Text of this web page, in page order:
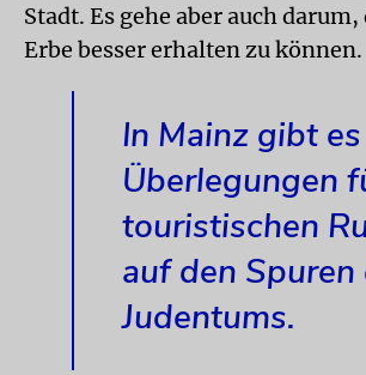
Stadt. Es gehe aber auch
Erbe besser erhalten zu können.
In Mainz gibt es
Überlegungen
touristischen
auf den Spuren
Judentums.